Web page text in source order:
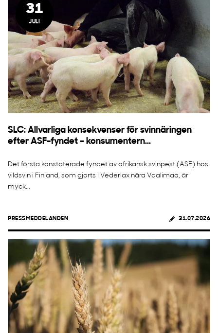
31
JULI
SLC: Allvarliga konsekvenser för svinnäringen
efter ASF-fyndet – konsumentern...
Det första konstaterade fyndet av afrikansk svinpest (ASF) hos
vildsvin i Finland, som gjorts i Vederlax nära Vaalimaa, är
myck...
PRESSMEDDELANDEN 31.07.2026